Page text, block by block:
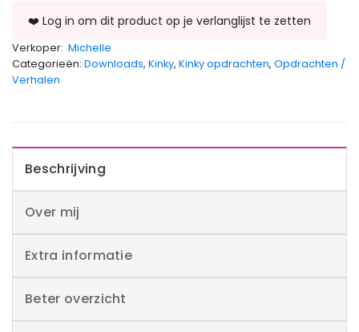
Verkoper: Michelle
Categorieën: Downloads, Kinky, Kinky opdrachten, Opdrachten /
Verhalen
Beschrijving
Over mij
Extra informatie
Beter overzicht